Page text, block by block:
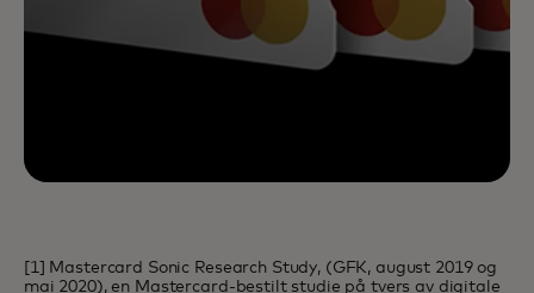
[1] Mastercard Sonic Research Study, (GFK, august 2019 og
mai 2020), en Mastercard-bestilt studie på tvers av digitale